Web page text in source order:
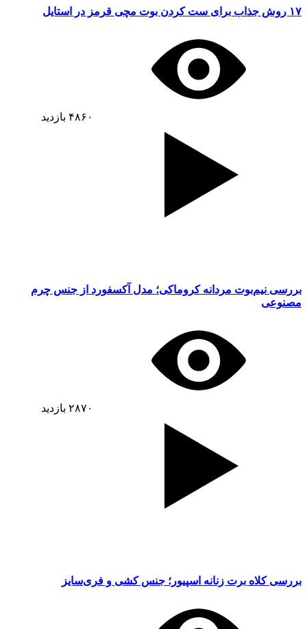
۱۷ روش جذاب برای ست کردن بوت مچی قرمز در استایل
۴۸۶۰ بازدید
بررسی نیم‌بوت مردانه کروماکی؛ مدل آکسفورد از جنس چرم
مصنوعی
۲۸۷۰ بازدید
بررسی کلاه برت زنانه اسپیور؛ جنس کشی و فری‌سایز